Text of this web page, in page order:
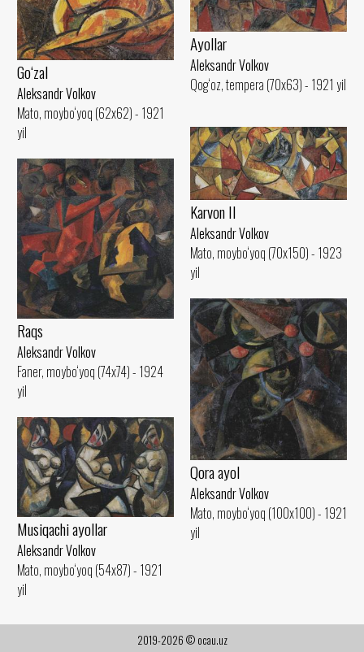
Ayollar
Aleksandr Volkov
Qog‘oz, tempera (70x63) - 1921 yil
Go‘zal
Aleksandr Volkov
Mato, moybo‘yoq (62x62) - 1921
yil
Karvon II
Aleksandr Volkov
Mato, moybo‘yoq (70x150) - 1923
yil
Raqs
Aleksandr Volkov
Faner, moybo‘yoq (74x74) - 1924
yil
Qora ayol
Aleksandr Volkov
Mato, moybo‘yoq (100x100) - 1921
yil
Musiqachi ayollar
Aleksandr Volkov
Mato, moybo‘yoq (54x87) - 1921
yil
2019-2026 © ocau.uz